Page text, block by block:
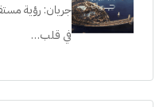
جريان: رؤية
في قلب…